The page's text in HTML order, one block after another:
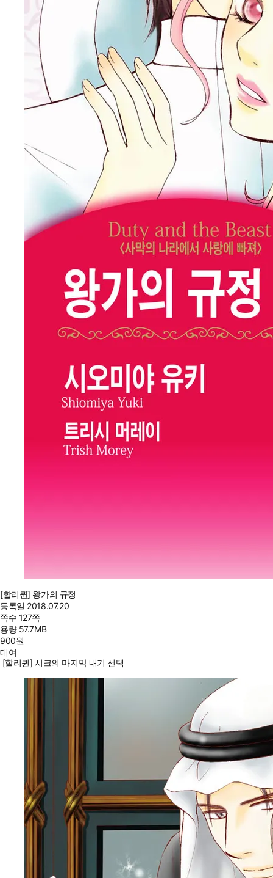
[할리퀸] 왕가의 규정
등록일 2018.07.20
쪽수 127쪽
용량 57.7MB
900원
대여
[할리퀸] 시크의 마지막 내기 선택